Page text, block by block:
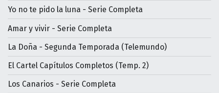
Yo no te pido la luna - Serie Completa
Amar y vivir - Serie Completa
La Doña - Segunda Temporada (Telemundo)
El Cartel Capítulos Completos (Temp. 2)
Los Canarios - Serie Completa